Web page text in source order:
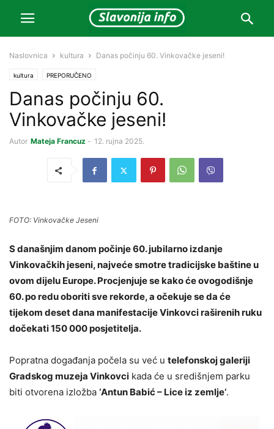
Naslovnica kultura Danas počinju 60. Vinkovačke jeseni!
kultura PREPORUČENO
Danas počinju 60.
Vinkovačke jeseni!
Autor Mateja Francuz - 12. rujna 2025.
FOTO: Vinkovačke Jeseni
S današnjim danom počinje 60. jubilarno izdanje
Vinkovačkih jeseni, najveće smotre tradicijske baštine u
ovom dijelu Europe. Procjenjuje se kako će ovogodišnje
60. po redu oboriti sve rekorde, a očekuje se da će
tijekom deset dana manifestacije Vinkovci raširenih ruku
dočekati 150 000 posjetitelja.
Popratna događanja počela su već u telefonskoj galeriji
Gradskog muzeja Vinkovci kada će u središnjem parku
biti otvorena izložba ‘Antun Babić – Lice iz zemlje’.